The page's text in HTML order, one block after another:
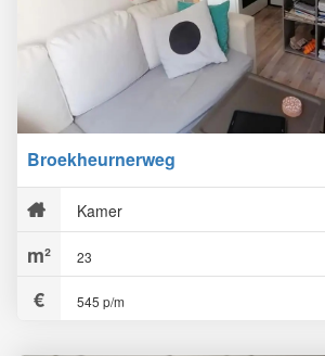
Broekheurnerweg
Kamer
23
545 p/m